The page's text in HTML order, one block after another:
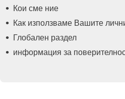
Кои сме ние
Как използваме Вашите
Глобален раздел
информация за